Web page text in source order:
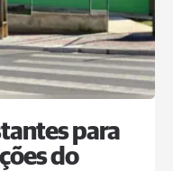
para
do